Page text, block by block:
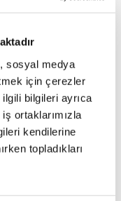
sosyal medya
için çerezler
ilgili bilgileri ayrıca
ortaklarımızla
kendilerine
topladıkları